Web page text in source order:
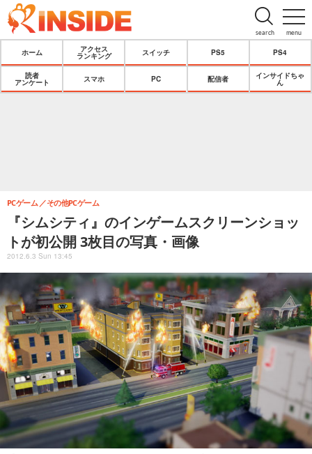
menu
search
ホーム
アクセス
ランキング
スイッチ PS5 PS4
読者
アンケート
スマホ PC 配信者
インサイドちゃ
ん
『シムシティ』のインゲームスクリーンショッ
トが初公開 3枚目の写真・画像
PCゲーム その他PCゲーム
2012.6.3 Sun 13:45